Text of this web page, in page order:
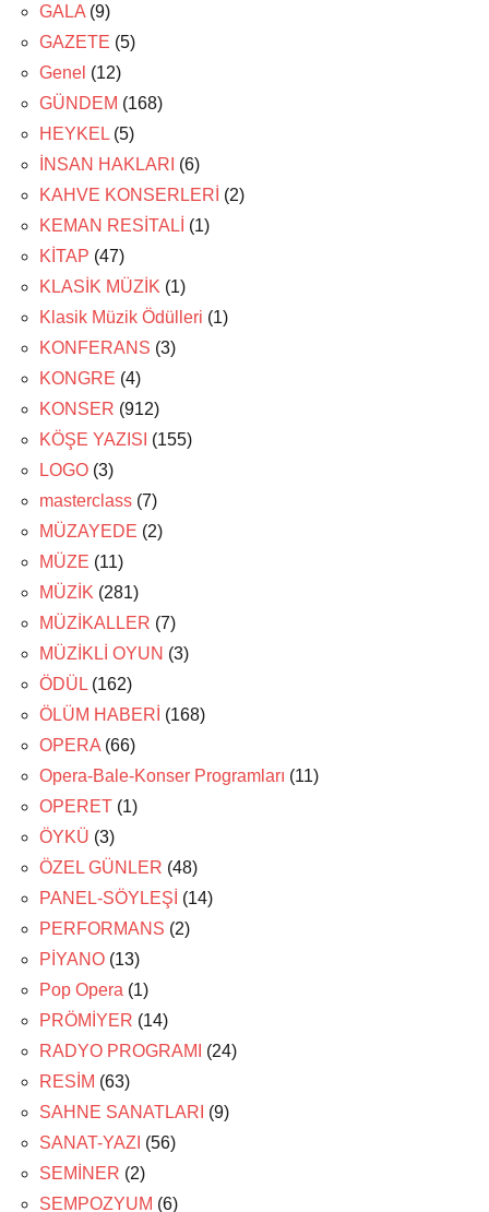
GALA (9)
GAZETE (5)
Genel (12)
GÜNDEM (168)
HEYKEL (5)
İNSAN HAKLARI (6)
KAHVE KONSERLERİ (2)
KEMAN RESİTALİ (1)
KİTAP (47)
KLASİK MÜZİK (1)
Klasik Müzik Ödülleri (1)
KONFERANS (3)
KONGRE (4)
KONSER (912)
KÖŞE YAZISI (155)
LOGO (3)
masterclass (7)
MÜZAYEDE (2)
MÜZE (11)
MÜZİK (281)
MÜZİKALLER (7)
MÜZİKLİ OYUN (3)
ÖDÜL (162)
ÖLÜM HABERİ (168)
OPERA (66)
Opera-Bale-Konser Programları (11)
OPERET (1)
ÖYKÜ (3)
ÖZEL GÜNLER (48)
PANEL-SÖYLEŞİ (14)
PERFORMANS (2)
PİYANO (13)
Pop Opera (1)
PRÖMİYER (14)
RADYO PROGRAMI
(24)
RESİM (63)
SAHNE SANATLARI (9)
SANAT-YAZI (56)
SEMİNER (2)
SEMPOZYUM (6)